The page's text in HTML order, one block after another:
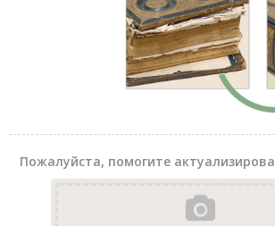
Пожалуйста, помогите